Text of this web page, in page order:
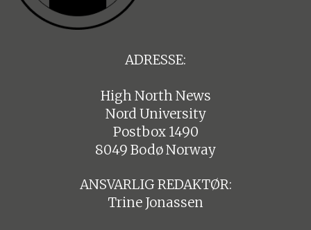
ADRESSE:
High North News
Nord University
Postbox 1490
8049 Bodø Norway
ANSVARLIG REDAKTØR:
Trine Jonassen